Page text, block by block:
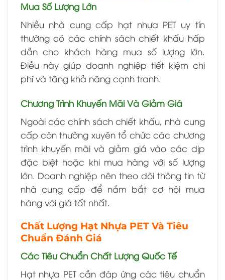
Mua Số Lượng Lớn
Nhiều nhà cung cấp hạt nhựa PET uy tín
thường có các chính sách chiết khấu hấp
dẫn cho khách hàng mua số lượng lớn.
Điều này giúp doanh nghiệp tiết kiệm chi
phí và tăng khả năng cạnh tranh.
Chương Trình Khuyến Mãi Và Giảm Giá
Ngoài các chính sách chiết khấu, nhà cung
cấp còn thường xuyên tổ chức các chương
trình khuyến mãi và giảm giá vào các dịp
đặc biệt hoặc khi mua hàng với số lượng
lớn. Doanh nghiệp nên theo dõi thông tin từ
nhà cung cấp để nắm bắt cơ hội mua
hàng với giá tốt nhất.
Chất Lượng Hạt Nhựa PET Và Tiêu
Chuẩn Đánh Giá
Các Tiêu Chuẩn Chất Lượng Quốc Tế
Hạt nhựa PET cần đáp ứng các tiêu chuẩn